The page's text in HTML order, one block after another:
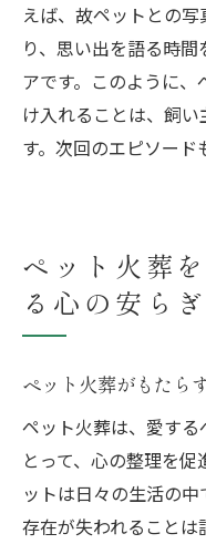
えば、故ペットとの
り、思い出を語る時
アです。このように
け入れることは、飼
す。次回のエピソード
ペット火葬
る心の安らぎ
ペット火葬がもたら
ペット火葬は、愛す
とって、心の整理を
ットは日々の生活の
存在が失われること